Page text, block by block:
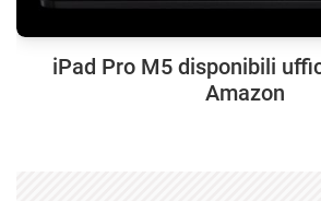
iPad Pro M5 disponibili
Amazon